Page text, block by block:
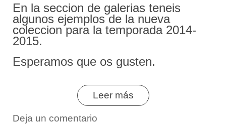
En la seccion de galerias teneis
algunos ejemplos de la nueva
coleccion para la temporada 2014-
2015.
Esperamos que os gusten.
Leer más
Deja un comentario